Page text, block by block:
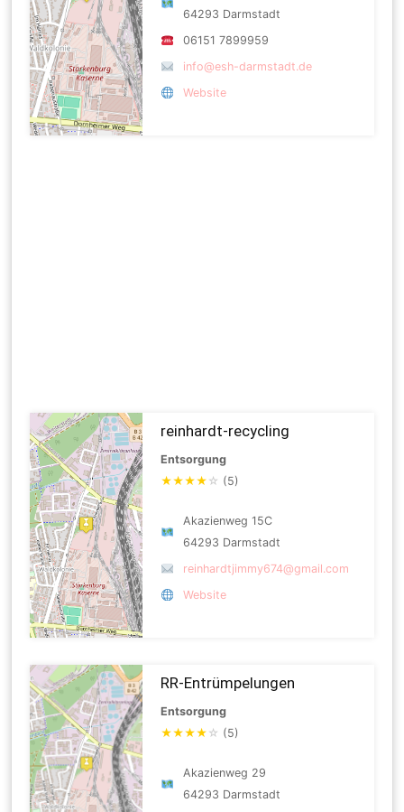
64293 Darmstadt
06151 7899959
info@esh-darmstadt.de
Website
reinhardt-recycling
Entsorgung
★★★★ ☆ (5)
Akazienweg 15C
64293 Darmstadt
reinhardtjimmy674@gmail.com
Website
RR-Entrümpelungen
Entsorgung
★★★★ ☆ (5)
Akazienweg 29
64293 Darmstadt